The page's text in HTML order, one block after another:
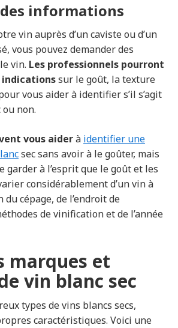
informations
vin auprès d’un caviste ou d’un
vous pouvez demander des
vin. Les professionnels pourront
indicationssur le goût, la texture
vous aider à identifier s’il s’agit
ou non.
vous aiderà identifier une
sec sans avoir à le goûter, mais
garder à l’esprit que le goût et les
considérablement d’un vin à
du cépage, de l’endroit de
de vinification et de l’année
marques et
vin blanc sec
types de vins blancs secs,
caractéristiques. Voici une